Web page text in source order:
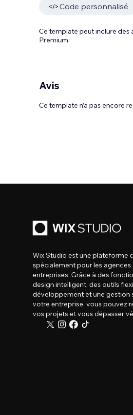
Code personnalisé
Ce template peut inclure
Premium.
Avis
Ce template n’a pas encore
Wix Studio est une plateforme
spécialement pour les agences
entreprises. Grâce à des
design intelligent, des outils
développement et une gestion
votre entreprise, vous pouvez
vos projets et vous dépasser